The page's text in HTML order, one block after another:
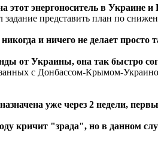
этот энергоноситель в Украине
задание представить план по
и ничего не делает просто
от Украины, она так быстро
с Донбассом-Крымом-
уже через 2 недели,
кричит "зрада", но в данном